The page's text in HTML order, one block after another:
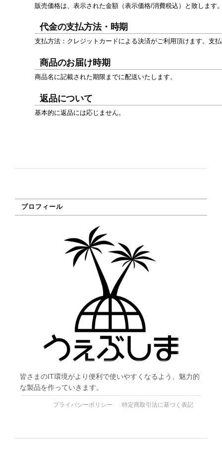
販売価格は、表示された金額（表示価格/消費税込）と致します
代金の支払方法・時期
支払方法：クレジットカードによる決済がご利用頂けます。支
商品のお届け時期
商品名に記載された期限までに配送いたします。
返品について
基本的に返品には応じません。
プロフィール
皆さまのIT環境がより便利で使いやすくなるよう、魅力的
な製品を作っていきます。
プライバシーポリシー 特定商取引法に基づく表記